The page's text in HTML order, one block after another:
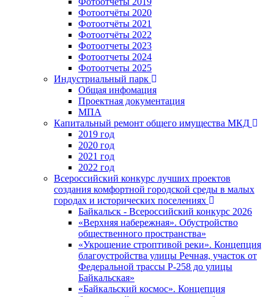
Фотоотчёты 2020
Фотоотчёты 2021
Фотоотчёты 2022
Фотоотчеты 2023
Фотоотчеты 2024
Фотоотчеты 2025
Индустриальный парк
Общая инфомация
Проектная документация
МПА
Капитальный ремонт общего имущества МКД
2019 год
2020 год
2021 год
2022 год
Всероссийский конкурс лучших проектов
создания комфортной городской среды в малых
городах и исторических поселениях
Байкальск - Всероссийский конкурс 2026
«Верхняя набережная». Обустройство
общественного пространства»
«Укрощение строптивой реки». Концепция
благоустройства улицы Речная, участок от
Федеральной трассы Р-258 до улицы
Байкальская»
«Байкальский космос». Концепция